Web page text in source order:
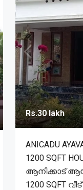
Rs.30 lakh
ANICADU
1200 SQFT
ആനിക്കാട്
1200 SQFT